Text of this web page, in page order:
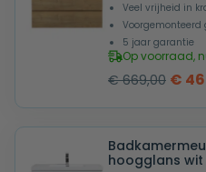
Veel vrijheid in
Voorgemonteerd
5 jaar garantie
Op voorraad,
€669,00
was:
€
€
hoogglans wit